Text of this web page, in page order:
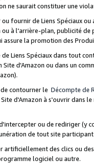
ne saurait constituer une
fournir de Liens Spéciaux
à l'arrière-plan, publicité
assure la promotion des
Liens Spéciaux dans tout
d'Amazon ou dans un
contourner le Décompte de
d'Amazon à s'ouvrir dans
ou de rediriger
de tout site
artificiellement des clics ou
logiciel ou autre.